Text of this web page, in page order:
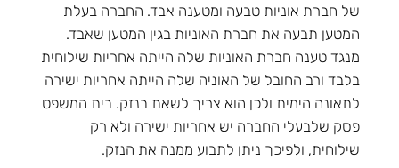
של חברת אוניות טבעה ומטענה אבד. החברה בעלת
המטען תבעה את חברת האוניות בגין המטען שאבד.
מנגד טענה חברת האוניות שלה הייתה אחריות שילוחית
בלבד ורב החובל של האוניה שלה הייתה אחריות ישירה
לתאונה הימית ולכן הוא צריך לשאת בנזק. בית המשפט
פסק שלבעלי החברה יש אחריות ישירה ולא רק
שילוחית, ולפיכך ניתן לתבוע ממנה את הנזק.